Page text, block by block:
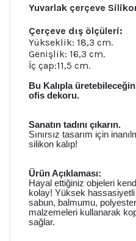
Yuvarlak çerçeve
Çerçeve dış ölçüleri:
Yükseklik: 18,3 cm.
Genişlik: 16,3 cm.
İç çap:11,5 cm.
Bu Kalıpla
ofis dekoru.
Sanatın tadını çıkarın.
Sınırsız tasarım için
silikon kalıp!
Ürün Açıklaması:
Hayal ettiğiniz objeleri
kolay! Yüksek hassasiyetli
sabun, balmumu,
malzemeleri kullanarak
sağlar.